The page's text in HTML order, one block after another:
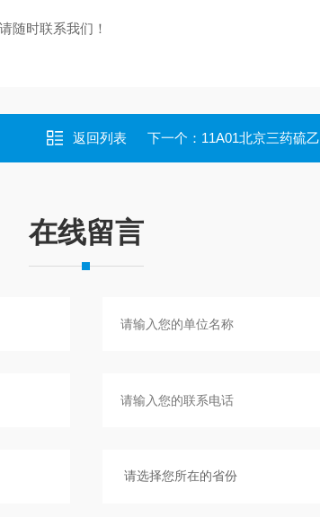
随时联系我们！
返回列表 下一个： 11A01北京三药硫乙醇
在线留言